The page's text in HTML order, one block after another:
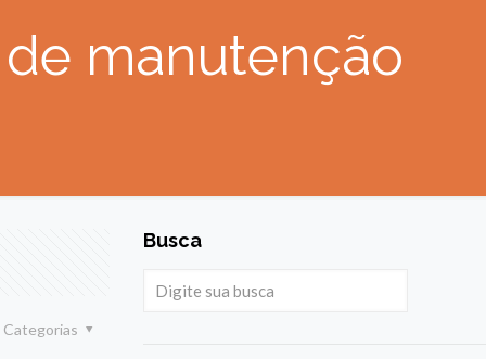
manutenção
Categorias
Busca